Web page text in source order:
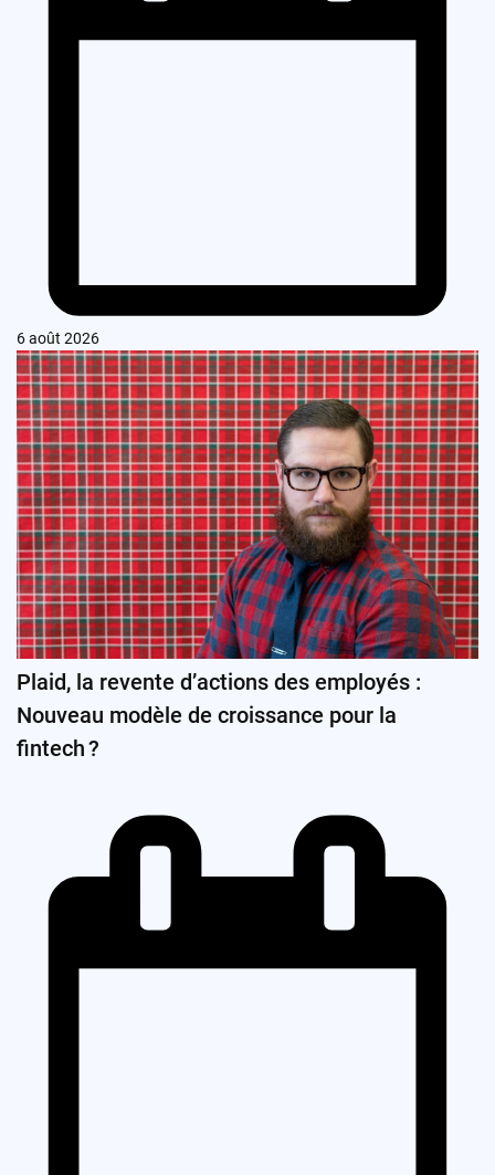
6 août 2026
Plaid, la revente d’actions des employés :
Nouveau modèle de croissance pour la
fintech ?